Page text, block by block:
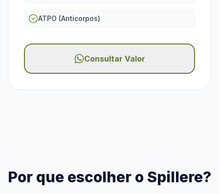
ATPO (Anticorpos)
Consultar Valor
Por que escolher o Spillere?